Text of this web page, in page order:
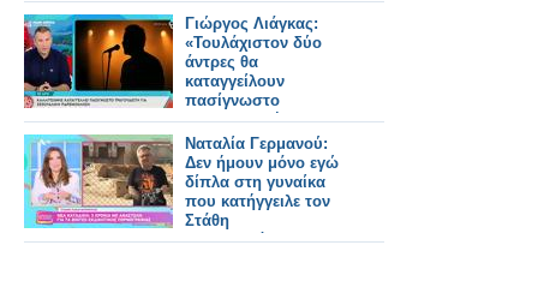
Γιώργος Λιάγκας:
«Τουλάχιστον δύο
άντρες θα
καταγγείλουν
πασίγνωστο
τραγουδιστή για
ασέλγεια»
Ναταλία Γερμανού:
Δεν ήμουν μόνο εγώ
δίπλα στη γυναίκα
που κατήγγειλε τον
Στάθη
Παναγιωτόπουλου,